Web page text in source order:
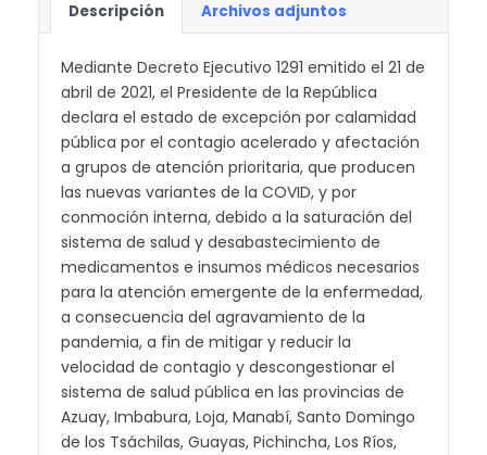
Descripción Archivos adjuntos
Mediante Decreto Ejecutivo 1291 emitido el 21 de
abril de 2021, el Presidente de la República
declara el estado de excepción por calamidad
pública por el contagio acelerado y afectación
a grupos de atención prioritaria, que producen
las nuevas variantes de la COVID, y por
conmoción interna, debido a la saturación del
sistema de salud y desabastecimiento de
medicamentos e insumos médicos necesarios
para la atención emergente de la enfermedad,
a consecuencia del agravamiento de la
pandemia, a fin de mitigar y reducir la
velocidad de contagio y descongestionar el
sistema de salud pública en las provincias de
Azuay, Imbabura, Loja, Manabí, Santo Domingo
de los Tsáchilas, Guayas, Pichincha, Los Ríos,